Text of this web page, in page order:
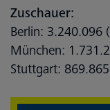
Zuschauer:
Berlin: 3.240.096
München:
Stuttgart: